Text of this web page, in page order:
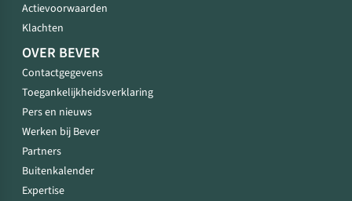
Actievoorwaarden
Klachten
OVER BEVER
Contactgegevens
Toegankelijkheidsverklaring
Pers en nieuws
Werken bij Bever
Partners
Buitenkalender
Expertise